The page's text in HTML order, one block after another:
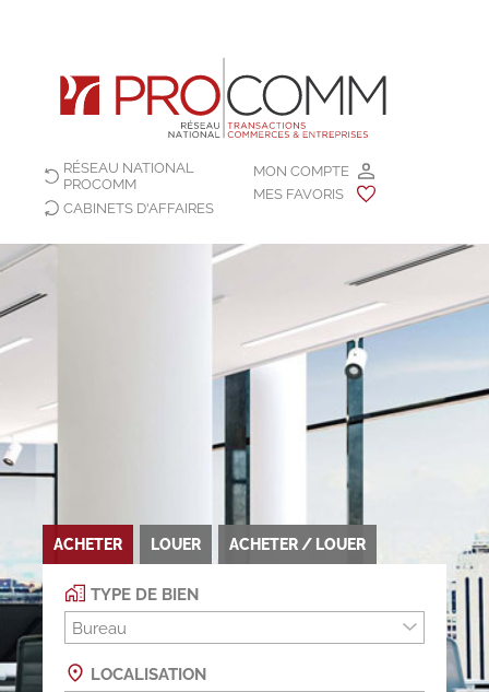
MON COMPTE
MES FAVORIS
RÉSEAU NATIONAL
PROCOMM
CABINETS D'AFFAIRES
ACHETER LOUER ACHETER / LOUER
TYPE DE BIEN
Bureau
LOCALISATION